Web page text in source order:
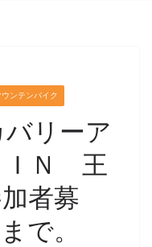
ウンテンバイク
リーア
ＩＮ 王
者募
で。